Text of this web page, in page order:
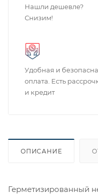
Нашли дешевле?
Снизим!
Удобная и
оплата. Есть
и кредит
ОПИСАНИЕ
Герметизированный